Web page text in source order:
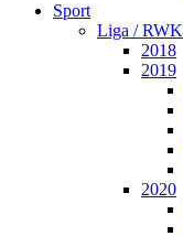
Sport
Liga / RWK
2018
2019
2020